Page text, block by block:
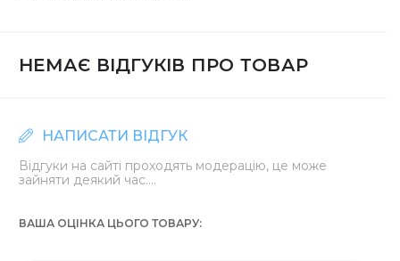
НЕМАЄ ВІДГУКІВ ПРО ТОВАР
НАПИСАТИ ВІДГУК
Відгуки на сайті проходять модерацію, це може
зайняти деякий час....
ВАША ОЦІНКА ЦЬОГО ТОВАРУ